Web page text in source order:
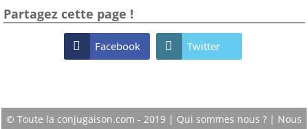
Partagez cette page !
 Facebook  Twitter
© Toute la conjugaison.com - 2019 | Qui sommes nous ? | Nous